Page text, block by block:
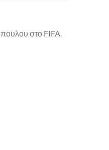
στο FIFA.